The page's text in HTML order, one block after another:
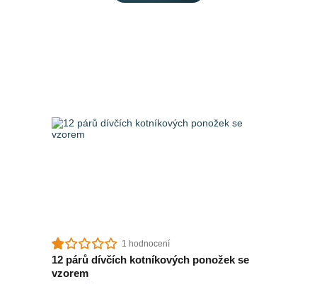
1 hodnocení
12 párů dívčích kotníkových ponožek se
vzorem